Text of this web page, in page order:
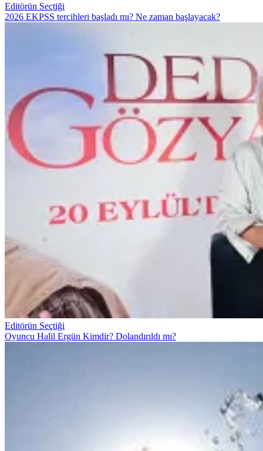
Editörün Seçtiği
2026 EKPSS tercihleri başladı mı? Ne zaman başlayacak?
Editörün Seçtiği
Oyuncu Halil Ergün Kimdir? Dolandırıldı mı?